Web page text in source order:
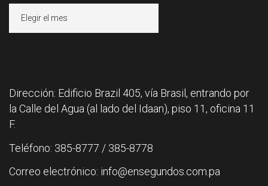
Dirección: Edificio Brazil 405, vía Brasil, entrando por
la Calle del Agua (al lado del Idaan), piso 11, oficina 11
F.
Teléfono: 385-8777 / 385-8778
Correo electrónico: info@ensegundos.com.pa